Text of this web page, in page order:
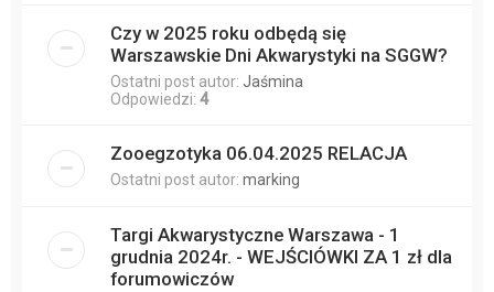
Czy w 2025 roku odbędą się
Warszawskie Dni Akwarystyki na SGGW?
Ostatni post autor: Jaśmina
Odpowiedzi: 4
Zooegzotyka 06.04.2025 RELACJA
Ostatni post autor: marking
Targi Akwarystyczne Warszawa - 1
grudnia 2024r. - WEJŚCIÓWKI ZA 1 zł dla
forumowiczów